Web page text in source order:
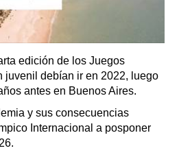
edición de los Juegos
juvenil debían ir en 2022, luego
antes en Buenos Aires.
y sus consecuencias
Internacional a posponer